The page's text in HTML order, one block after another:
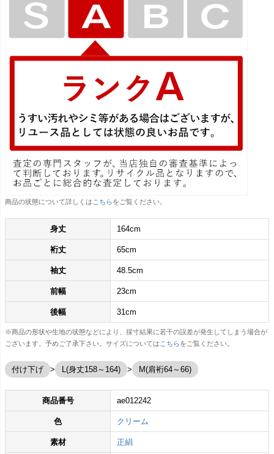
商品の状態について詳しくは こちらをご覧ください。
身丈 164cm
裄丈 65cm
袖丈 48.5cm
前幅 23cm
後幅 31cm
※商品の形状や生地の状態などにより、採寸結果に若干の誤差が発生してしまう場合が
ございます。予めご了承下さい。サイズについては こちらをご覧ください。
付け下げ L(身丈158～164) M(肩裄64～66)
商品番号 ae012242
色 クリーム
素材 正絹